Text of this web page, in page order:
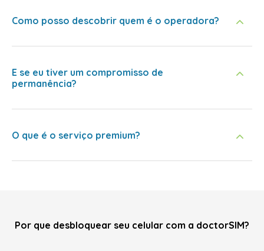
Como posso descobrir quem é o operadora?
E se eu tiver um compromisso de
permanência?
O que é o serviço premium?
Por que desbloquear seu celular com a doctorSIM?